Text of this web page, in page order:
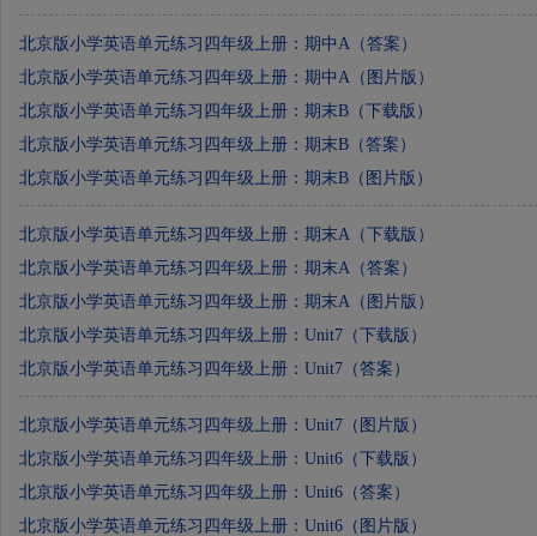
北京版小学英语单元练习四年级上册：期中A（答案）
北京版小学英语单元练习四年级上册：期中A（图片版）
北京版小学英语单元练习四年级上册：期末B（下载版）
北京版小学英语单元练习四年级上册：期末B（答案）
北京版小学英语单元练习四年级上册：期末B（图片版）
北京版小学英语单元练习四年级上册：期末A（下载版）
北京版小学英语单元练习四年级上册：期末A（答案）
北京版小学英语单元练习四年级上册：期末A（图片版）
北京版小学英语单元练习四年级上册：Unit7（下载版）
北京版小学英语单元练习四年级上册：Unit7（答案）
北京版小学英语单元练习四年级上册：Unit7（图片版）
北京版小学英语单元练习四年级上册：Unit6（下载版）
北京版小学英语单元练习四年级上册：Unit6（答案）
北京版小学英语单元练习四年级上册：Unit6（图片版）